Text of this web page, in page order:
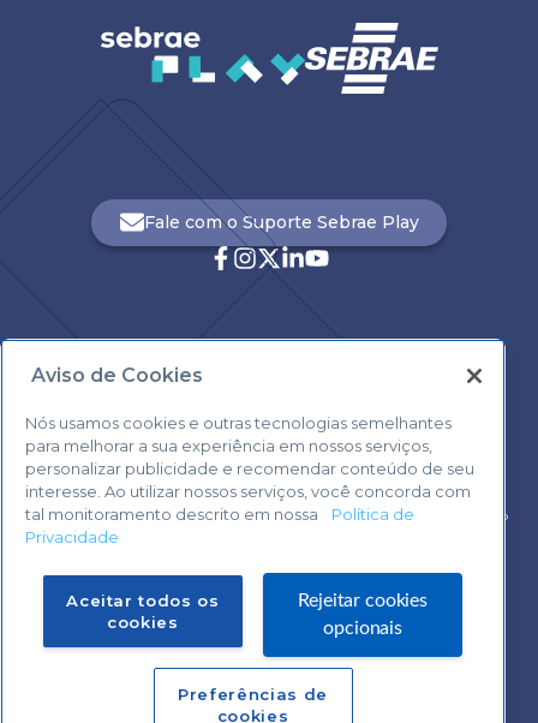
0800 570 0800
Fale com o Suporte Sebrae Play
Voltar ao topo
Central de Atendimento:
Aviso de Cookies
Nós usamos cookies e outras tecnologias semelhantes
para melhorar a sua experiência em nossos serviços,
personalizar publicidade e recomendar conteúdo de seu
interesse. Ao utilizar nossos serviços, você concorda com
tal monitoramento descrito em nossa
Política de
Privacidade
Aceitar todos os
cookies
Rejeitar cookies
opcionais
Preferências de
cookies